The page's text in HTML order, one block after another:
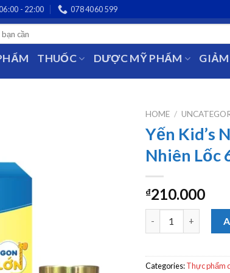
- 22:00 078 4060 599
THUỐC DƯỢC MỸ PHẨM GIẢM
HOME /
Yến Kid’s
Nhiên Lốc
₫210.000
Categories:Thực phẩm